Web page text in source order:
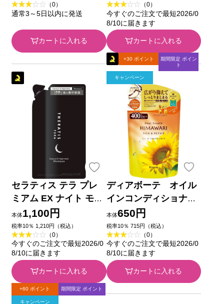
ラシエホームプロダク
ツ
（0）
通常3～5日以内に発送
カートに入れる
ームプロダクツ
（0）
今すぐのご注文で最短2026/0
8/10に届きます
カートに入れる
セラティス テラ プレ
ミアム EX ナイト モイ
スト シャンプーつめか
え ３２５ｍＬ 株式会
社ヴィークレア
本体1,100円
税率10％ 1,210円（税込）
（0）
今すぐのご注文で最短2026/0
8/10に届きます
カートに入れる
+30 ポイント
期間限定 ポイン
ト
キャンペーン
ディアボーテ オイル
インコンディショナー
（リッチ＆リペア）
詰替用 ４００ｇ クラ
シエホームプロダクツ
本体650円
税率10％ 715円（税込）
（0）
今すぐのご注文で最短2026/0
8/10に届きます
カートに入れる
+60 ポイント 期間限定 ポイント
キャンペーン